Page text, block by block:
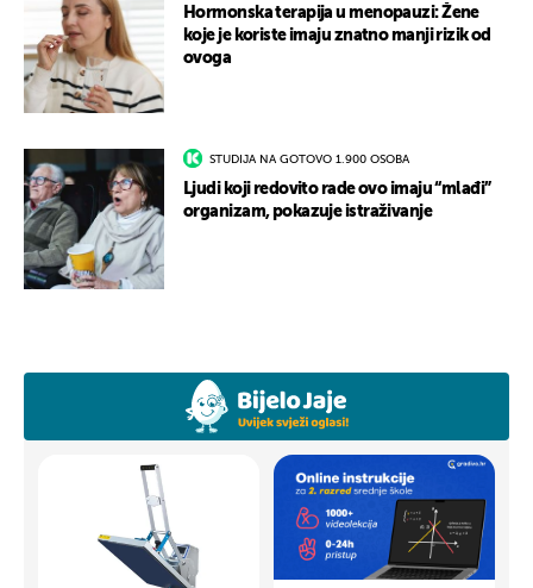
Hormonska terapija u menopauzi: Žene
koje je koriste imaju znatno manji rizik od
ovoga
STUDIJA NA GOTOVO 1.900 OSOBA
Ljudi koji redovito rade ovo imaju “mlađi”
organizam, pokazuje istraživanje